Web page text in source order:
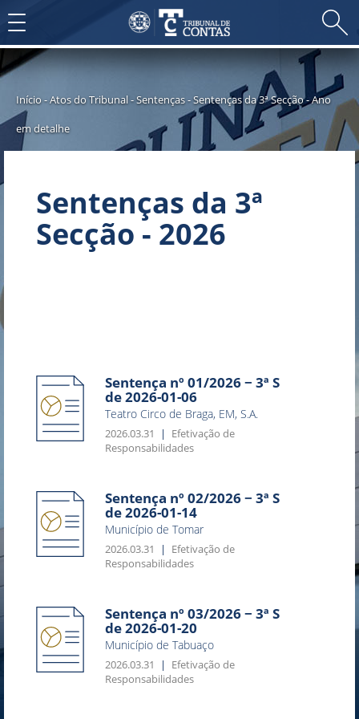
Toggle
navigation
Início-Atos do Tribunal-Sentenças-Sentenças da 3ª Secção-Ano
em detalhe
Sentenças da 3ª
Secção - 2026
Sentença nº 01/2026 − 3ª S
de 2026-01-06
Teatro Circo de Braga, EM, S.A.
2026.03.31
Efetivação de
Responsabilidades
Sentença nº 02/2026 − 3ª S
de 2026-01-14
Município de Tomar
2026.03.31
Efetivação de
Responsabilidades
Sentença nº 03/2026 − 3ª S
de 2026-01-20
Município de Tabuaço
2026.03.31
Efetivação de
Responsabilidades